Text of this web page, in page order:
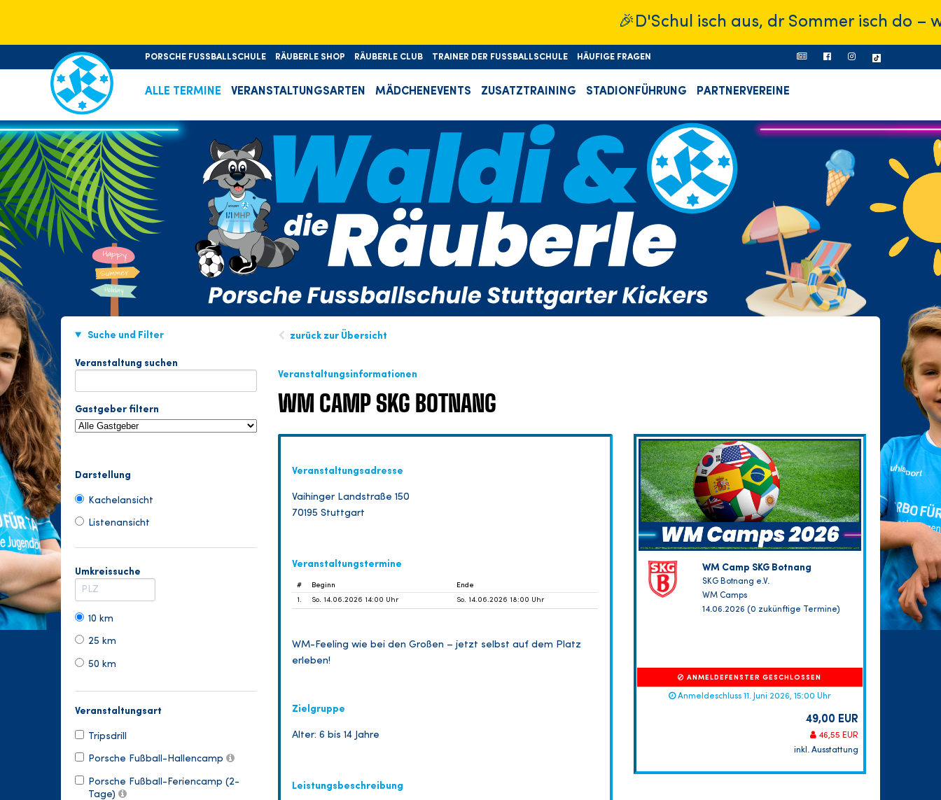
PORSCHE FUSSBALLSCHULE RÄUBERLE SHOP RÄUBERLE CLUB TRAINER DER FUSSBALLSCHULE HÄUFIGE FRAGEN
ALLE TERMINE VERANSTALTUNGSARTEN MÄDCHENEVENTS ZUSATZTRAINING STADIONFÜHRUNG PARTNERVEREINE
Suche und Filter
Veranstaltung suchen
Gastgeber filtern
Darstellung
Kachelansicht
Listenansicht
Umkreissuche
10 km
25 km
50 km
Veranstaltungsart
Tripsdrill
Porsche Fußball-Hallencamp
Porsche Fußball-Feriencamp (2-
Tage)
zurück zur Übersicht
Veranstaltungsinformationen
WM CAMP SKG BOTNANG
Veranstaltungsadresse
Vaihinger Landstraße 150
70195 Stuttgart
Veranstaltungstermine
# Beginn
Ende
1.
So. 14.06.2026 14:00 Uhr So. 14.06.2026 18:00 Uhr
WM-Feeling wie bei den Großen – jetzt selbst auf dem Platz
erleben!
Zielgruppe
Alter: 6 bis 14 Jahre
Leistungsbeschreibung
WM Camp SKG Botnang
SKG Botnang e.V.
WM Camps
14.06.2026 (0 zukünftige Termine)
ANMELDEFENSTER GESCHLOSSEN
Anmeldeschluss 11. Juni 2026, 15:00 Uhr
49,00 EUR
46,55 EUR
inkl. Ausstattung
🎉D'Schul isch aus, dr Sommer isch do – was